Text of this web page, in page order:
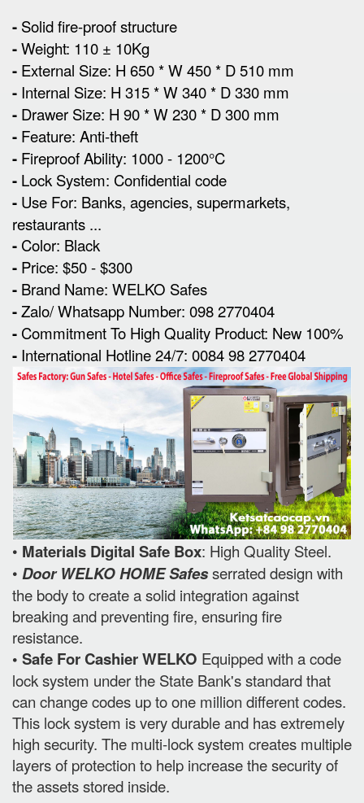
- Solid fire-proof structure
-Weight: 110 ± 10Kg
- External Size: H 650 * W 450 * D 510 mm
- Internal Size: H 315 * W 340 * D 330 mm
- Drawer Size: H 90 * W 230 * D 300 mm
- Feature: Anti-theft
- Fireproof Ability: 1000 - 1200°C
- Lock System: Confidential code
- Use For: Banks, agencies, supermarkets,
restaurants ...
- Color: Black
- Price: $50 - $300
- Brand Name: WELKO Safes
-Zalo/ Whatsapp Number: 098 2770404
- Commitment To High Quality Product: New 100%
- International Hotline 24/7: 0084 98 2770404
• Materials Digital Safe Box: High Quality Steel.
• Door WELKO HOME Safesserrated design with
the body to create a solid integration against
breaking and preventing fire, ensuring fire
resistance.
• Safe For Cashier WELKO Equipped with a code
lock system under the State Bank's standard that
can change codes up to one million different codes.
This lock system is very durable and has extremely
high security. The multi-lock system creates multiple
layers of protection to help increase the security of
the assets stored inside.